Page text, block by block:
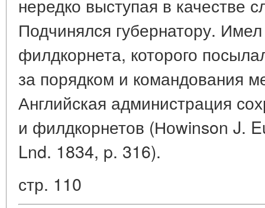
Подчинялся губернатору.
филдкорнета, которого
за порядком и командования
Английская администрация
и филдкорнетов (Ноwinson J.
Lnd. 1834, p. 316).
стр. 110